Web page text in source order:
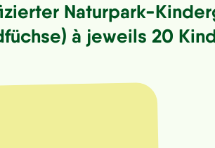
Naturpark-
à jeweils 20